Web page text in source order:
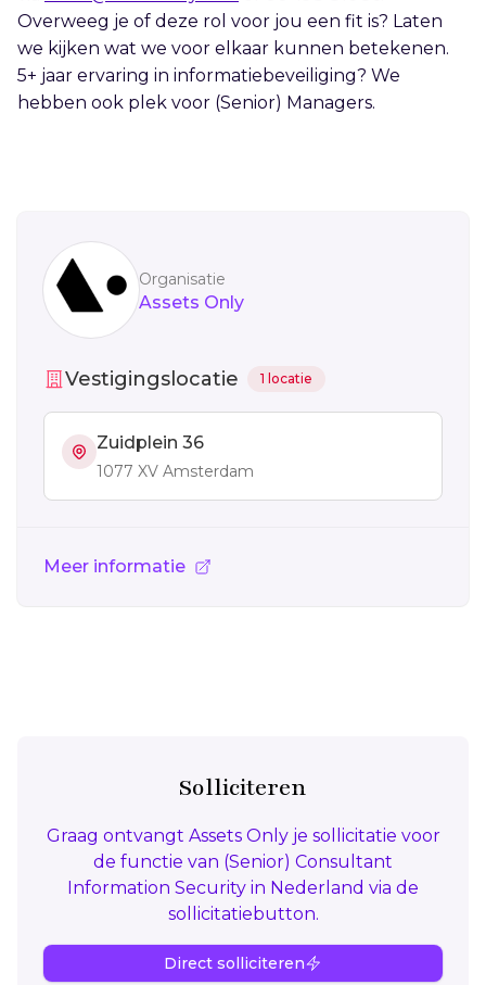
Overweeg je of deze rol voor jou een fit is? Laten
we kijken wat we voor elkaar kunnen betekenen.
5+ jaar ervaring in informatiebeveiliging? We
hebben ook plek voor (Senior) Managers.
Organisatie
Assets Only
Vestigingslocatie 1 locatie
Zuidplein 36
1077 XV Amsterdam
Meer informatie
Solliciteren
Graag ontvangt Assets Only je sollicitatie voor
de functie van (Senior) Consultant
Information Security in Nederland via de
sollicitatiebutton.
Direct solliciteren